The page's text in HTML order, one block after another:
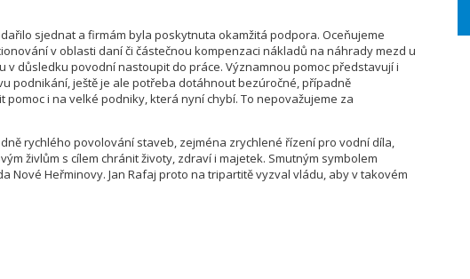
sjednat a firmám byla poskytnuta okamžitá podpora. Oceňujeme
v oblasti daní či částečnou kompenzaci nákladů na náhrady mezd u
v důsledku povodní nastoupit do práce. Významnou pomoc představují i
podnikání, ještě je ale potřeba dotáhnout bezúročné, případně
pomoc i na velké podniky, která nyní chybí. To nepovažujeme za
rychlého povolování staveb, zejména zrychlené řízení pro vodní díla,
živlům s cílem chránit životy, zdraví i majetek. Smutným symbolem
Nové Heřminovy. Jan Rafaj proto na tripartitě vyzval vládu, aby v takovém